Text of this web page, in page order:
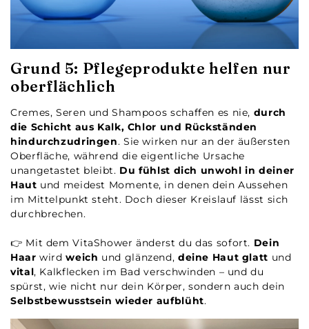
Grund 5: Pflegeprodukte helfen nur
oberflächlich
Cremes, Seren und Shampoos schaffen es nie, durch
die Schicht aus Kalk, Chlor und Rückständen
hindurchzudringen. Sie wirken nur an der äußersten
Oberfläche, während die eigentliche Ursache
unangetastet bleibt. Du fühlst dich unwohl in deiner
Haut und meidest Momente, in denen dein Aussehen
im Mittelpunkt steht. Doch dieser Kreislauf lässt sich
durchbrechen.
👉 Mit dem VitaShower änderst du das sofort. Dein
Haarwirdweich und glänzend, deine Haut glatt und
vital, Kalkflecken im Bad verschwinden – und du
spürst, wie nicht nur dein Körper, sondern auch dein
Selbstbewusstsein wieder aufblüht.